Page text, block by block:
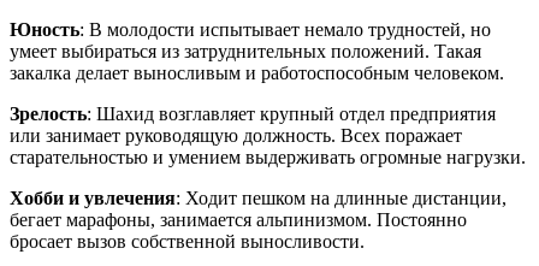
Юность: В молодости испытывает немало трудностей, но
умеет выбираться из затруднительных положений. Такая
закалка делает выносливым и работоспособным человеком.
Зрелость: Шахид возглавляет крупный отдел предприятия
или занимает руководящую должность. Всех поражает
старательностью и умением выдерживать огромные нагрузки.
Хобби и увлечения: Ходит пешком на длинные дистанции,
бегает марафоны, занимается альпинизмом. Постоянно
бросает вызов собственной выносливости.